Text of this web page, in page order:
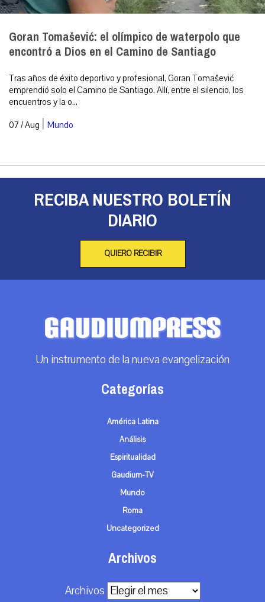
Goran Tomašević: el olímpico de waterpolo que
encontró a Dios en el Camino de Santiago
Tras años de éxito deportivo y profesional, Goran Tomašević
emprendió solo el Camino de Santiago. Allí, entre el silencio, los
encuentros y la o...
07 / Aug | Mundo
RECIBA NUESTRO BOLETÍN
DIARIO
QUIERO RECIBIR
Un instrumento de la nueva evangelización
Categorías
América Latina
Análisis
Espiritualidad
Gaudium-TV
Mundo
Roma
Uncategorized
Archivos
Archivos